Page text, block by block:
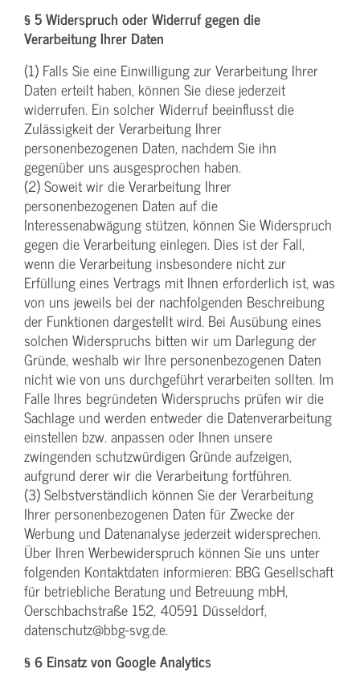
§ 5 Widerspruch oder Widerruf gegen die
Verarbeitung Ihrer Daten
(1) Falls Sie eine Einwilligung zur Verarbeitung Ihrer
Daten erteilt haben, können Sie diese jederzeit
widerrufen. Ein solcher Widerruf beeinflusst die
Zulässigkeit der Verarbeitung Ihrer
personenbezogenen Daten, nachdem Sie ihn
gegenüber uns ausgesprochen haben.
(2) Soweit wir die Verarbeitung Ihrer
personenbezogenen Daten auf die
Interessenabwägung stützen, können Sie Widerspruch
gegen die Verarbeitung einlegen. Dies ist der Fall,
wenn die Verarbeitung insbesondere nicht zur
Erfüllung eines Vertrags mit Ihnen erforderlich ist, was
von uns jeweils bei der nachfolgenden Beschreibung
der Funktionen dargestellt wird. Bei Ausübung eines
solchen Widerspruchs bitten wir um Darlegung der
Gründe, weshalb wir Ihre personenbezogenen Daten
nicht wie von uns durchgeführt verarbeiten sollten. Im
Falle Ihres begründeten Widerspruchs prüfen wir die
Sachlage und werden entweder die Datenverarbeitung
einstellen bzw. anpassen oder Ihnen unsere
zwingenden schutzwürdigen Gründe aufzeigen,
aufgrund derer wir die Verarbeitung fortführen.
(3) Selbstverständlich können Sie der Verarbeitung
Ihrer personenbezogenen Daten für Zwecke der
Werbung und Datenanalyse jederzeit widersprechen.
Über Ihren Werbewiderspruch können Sie uns unter
folgenden Kontaktdaten informieren: BBG Gesellschaft
für betriebliche Beratung und Betreuung mbH,
Oerschbachstraße 152, 40591 Düsseldorf,
datenschutz@bbg-svg.de.
§ 6 Einsatz von Google Analytics